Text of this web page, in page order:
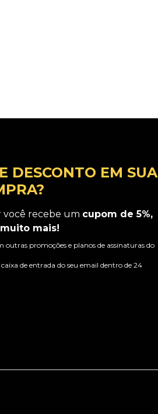
DESCONTO EM SUA
você recebe um cupom de 5%,
mais!
promoções e planos de assinaturas do
de entrada do seu email dentro de 24